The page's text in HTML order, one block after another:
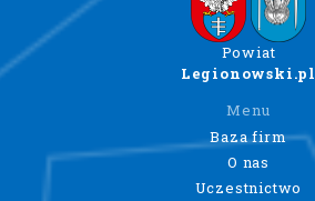
Powiat
Legionowski.pl
Menu
Baza firm
O nas
Uczestnictwo